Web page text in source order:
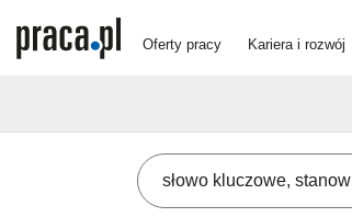
Oferty pracy Kariera i rozwój